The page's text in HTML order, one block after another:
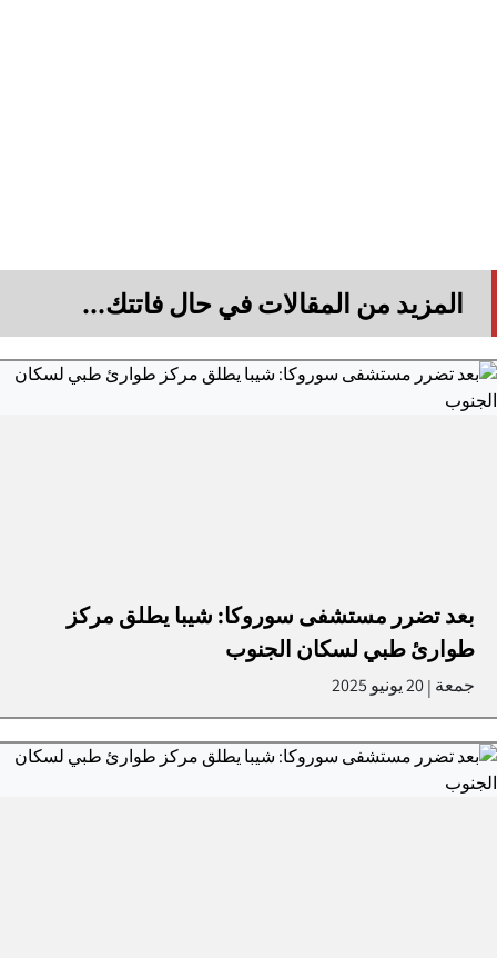
المزيد من المقالات في حال فاتتك...
بعد تضرر مستشفى سوروكا: شيبا يطلق مركز
طوارئ طبي لسكان الجنوب
جمعة |20 يونيو 2025